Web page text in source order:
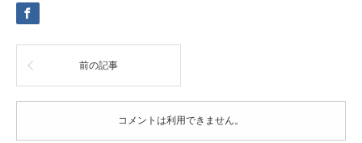
前の記事
コメントは利用できません。